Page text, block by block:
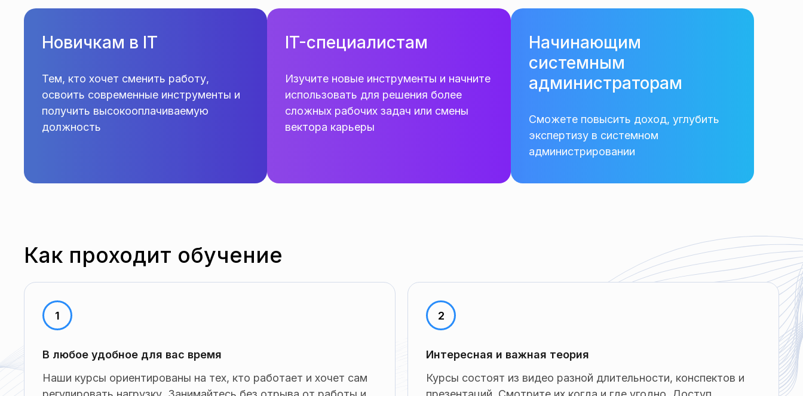
Новичкам в IT
Тем, кто хочет сменить работу,
освоить современные инструменты и
получить высокооплачиваемую
должность
IT-специалистам
Изучите новые инструменты и начните
использовать для решения более
сложных рабочих задач или смены
вектора карьеры
Начинающим
системным
администраторам
Сможете повысить доход, углубить
экспертизу в системном
администрировании
Как проходит обучение
В любое удобное для вас время
Наши курсы ориентированы на тех, кто работает и хочет сам
Интересная и важная теория
Курсы состоят из видео разной длительности, конспектов и